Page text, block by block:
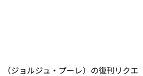
（ジョルジュ・プーレ）の復刊リクエ